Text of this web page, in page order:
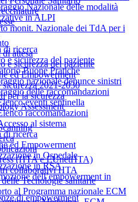
attesa
e sicurezza del paziente
ed Empowerment
sicurezza 2021-2030
per la sicurezza
Assessment
(HTA e EUnetHTA)
collaborativi HTA
Tecnologie sanitarie
al Programma nazionale ECM
Nazionale delle modalità
in ALPI
monit. Nazionale dei TdA per i
ricerca
e sicurezza del paziente
Buone Pratiche
nazionale denunce sinistri
delle raccomandazioni
eventi sentinella
raccomandazioni
al sistema
ricerca
ed Empowerment
in Ospedale
in RSA
dell’empowerment in
di empowerment